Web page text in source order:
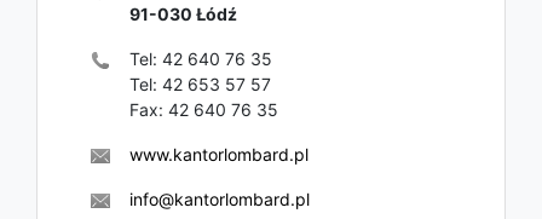
91-030 Łódź
Tel: 42 640 76 35
Tel: 42 653 57 57
Fax: 42 640 76 35
www.kantorlombard.pl
info@kantorlombard.pl